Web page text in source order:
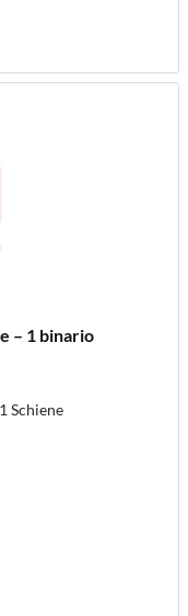
– 1 binario
Schiene